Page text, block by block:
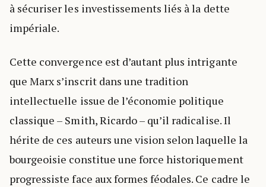
à sécuriser les investissements liés à la dette
impériale.
Cette convergence est d’autant plus intrigante
que Marx s’inscrit dans une tradition
intellectuelle issue de l’économie politique
classique – Smith, Ricardo – qu’il radicalise. Il
hérite de ces auteurs une vision selon laquelle la
bourgeoisie constitue une force historiquement
progressiste face aux formes féodales. Ce cadre le